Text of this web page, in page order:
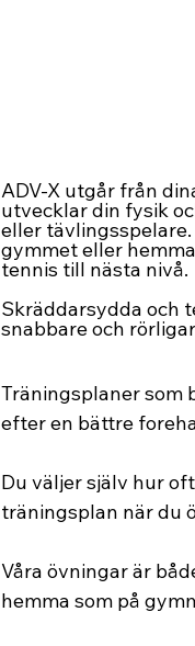
ADV-X utgår från
utvecklar din fysik
eller
gymmet eller
tennis till nästa nivå.
Skräddarsydda och
snabbare och
Träningsplaner som
efter en bättre
Du väljer själv hur
träningsplan när du
Våra övningar är
hemma som på